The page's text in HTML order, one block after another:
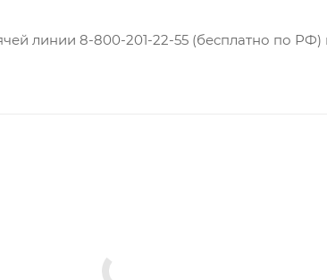
линии 8-800-201-22-55 (бесплатно по